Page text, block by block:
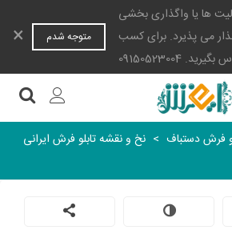
ها یا واگذاری بخشی
می پذیرد. برای کسب
09150523004
متوجه شدم ×
فرش دستباف > نخ و نقشه تابلو فرش ایرانی